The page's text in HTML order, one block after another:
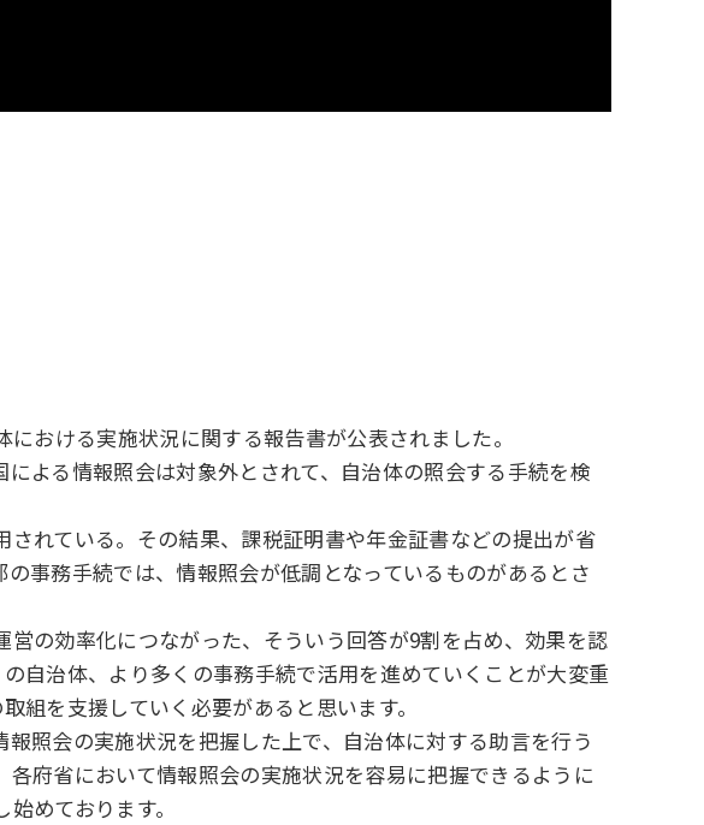
おける実施状況に関する報告書が公表されました。
よる情報照会は対象外とされて、自治体の照会する手続を検
れている。その結果、課税証明書や年金証書などの提出が省
事務手続では、情報照会が低調となっているものがあるとさ
の効率化につながった、そういう回答が9割を占め、効果を認
自治体、より多くの事務手続で活用を進めていくことが大変重
組を支援していく必要があると思います。
照会の実施状況を把握した上で、自治体に対する助言を行う
府省において情報照会の実施状況を容易に把握できるように
めております。